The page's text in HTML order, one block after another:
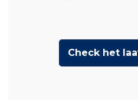
Check het